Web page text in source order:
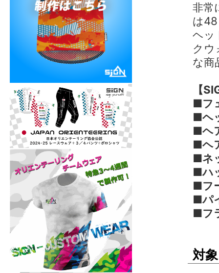
非常
は
ヘッ
クウ
な商
【
■フ
■ヘ
■ヘ
■ヘ
■ネ
■ハ
■フ
■パ
■フ
対